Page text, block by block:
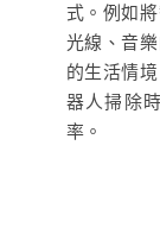
式。例如
光線、音
的生活情
器人掃除
率。